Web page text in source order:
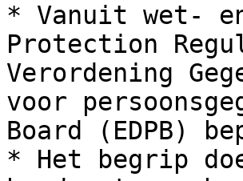
* Vanuit wet-
Protection
Verordening
voor
Board
* Het begrip